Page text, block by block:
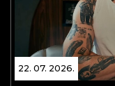
22. 07. 2026.